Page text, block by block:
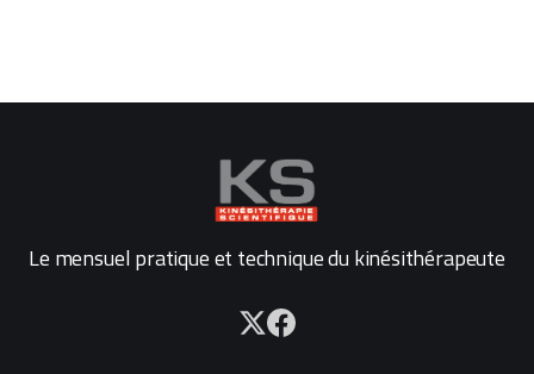
Le mensuel pratique et technique du kinésithérapeute